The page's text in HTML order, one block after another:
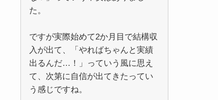
た。
ですが実際始めて2か月目で結構収
入が出て、「やればちゃんと実績
出るんだ…！」っていう風に思え
て、次第に自信が出てきたってい
う感じですね。